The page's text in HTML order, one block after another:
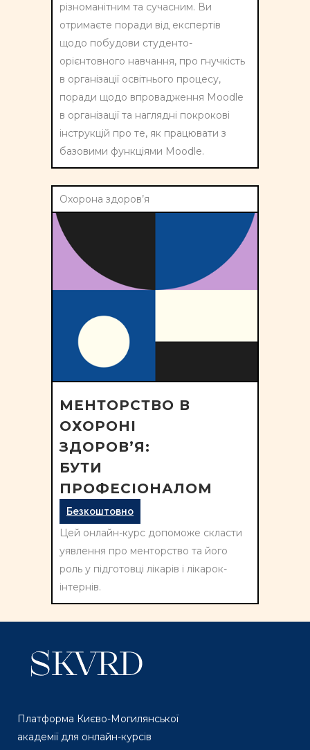
різноманітним та сучасним. Ви
отримаєте поради від експертів
щодо побудови студенто-
орієнтовного навчання, про гнучкість
в організації освітнього процесу,
поради щодо впровадження Moodle
в організації та наглядні покрокові
інструкцій про те, як працювати з
базовими функціями Moodle.
Охорона здоров’я
МЕНТОРСТВО В
ОХОРОНІ
ЗДОРОВ’Я:
БУТИ
ПРОФЕСІОНАЛОМ
Безкоштовно
Цей онлайн-курс допоможе скласти
уявлення про менторство та його
роль у підготовці лікарів і лікарок-
інтернів.
Платформа Києво-Могилянської
академії для онлайн-курсів